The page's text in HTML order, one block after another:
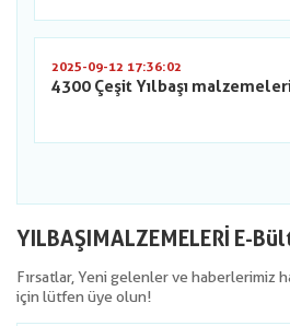
2025-09-12 17:36:02
4300 Çeşit Yılbaşı
YILBAŞIMALZEMELERİ E-
Fırsatlar, Yeni gelenler ve haberlerimiz
için lütfen üye olun!